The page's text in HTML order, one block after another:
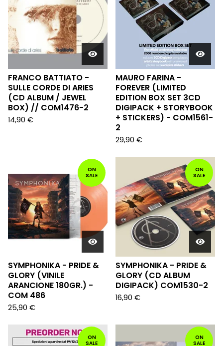
FRANCO BATTIATO -
SULLE CORDE DI ARIES
(CD ALBUM / JEWEL
BOX) // COM1476-2
14,90 €
MAURO FARINA -
FOREVER (LIMITED
EDITION BOX SET 3CD
DIGIPACK + STORYBOOK
+ STICKERS) - COM1561-
2
29,90 €
ON
SALE
SYMPHONIKA - PRIDE &
GLORY (VINILE
ARANCIONE 180GR.) -
COM 486
25,90 €
ON
SALE
SYMPHONIKA - PRIDE &
GLORY (CD ALBUM
DIGIPACK) COM1530-2
16,90 €
ON
SALE
ON
SALE